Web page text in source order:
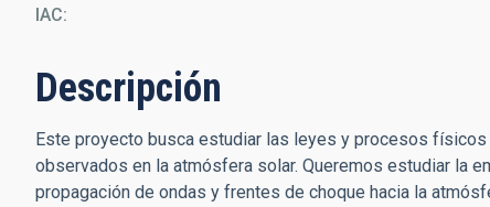
IAC
Descripción
Este proyecto busca estudiar las leyes y procesos
observados en la atmósfera solar. Queremos estudiar la
propagación de ondas y frentes de choque hacia la